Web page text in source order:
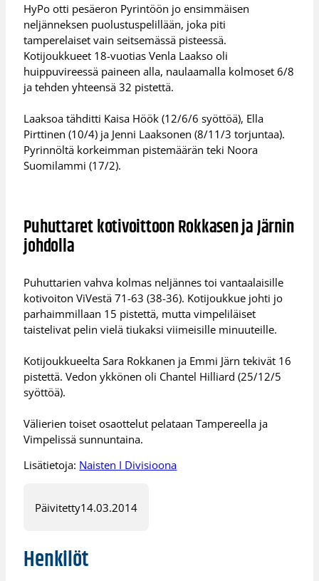
HyPo otti pesäeron Pyrintöön jo ensimmäisen
neljänneksen puolustuspelillään, joka piti
tamperelaiset vain seitsemässä pisteessä.
Kotijoukkueet 18-vuotias Venla Laakso oli
huippuvireessä paineen alla, naulaamalla kolmoset 6/8
ja tehden yhteensä 32 pistettä.
Laaksoa tähditti Kaisa Höök (12/6/6 syöttöä), Ella
Pirttinen (10/4) ja Jenni Laaksonen (8/11/3 torjuntaa).
Pyrinnöltä korkeimman pistemäärän teki Noora
Suomilammi (17/2).
Puhuttaret kotivoittoon Rokkasen ja Järnin
johdolla
Puhuttarien vahva kolmas neljännes toi vantaalaisille
kotivoiton ViVestä 71-63 (38-36). Kotijoukkue johti jo
parhaimmillaan 15 pistettä, mutta vimpeliläiset
taistelivat pelin vielä tiukaksi viimeisille minuuteille.
Kotijoukkueelta Sara Rokkanen ja Emmi Järn tekivät 16
pistettä. Vedon ykkönen oli Chantel Hilliard (25/12/5
syöttöä).
Välierien toiset osaottelut pelataan Tampereella ja
Vimpelissä sunnuntaina.
Lisätietoja: Naisten I Divisioona
Päivitetty14.03.2014
Henkilöt